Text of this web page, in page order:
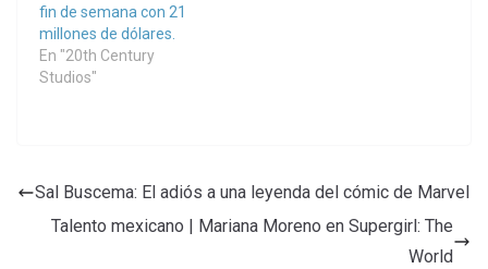
fin de semana con 21
millones de dólares.
En "20th Century
Studios"
Sal Buscema: El adiós a una leyenda del cómic de Marvel
Talento mexicano | Mariana Moreno en Supergirl: The
World